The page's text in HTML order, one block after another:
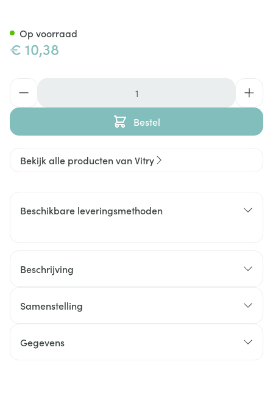
€ 10,38
Bestel
Op voorraad
Bekijk alle producten van Vitry
Beschikbare leveringsmethoden
Beschrijving
Samenstelling
Gegevens